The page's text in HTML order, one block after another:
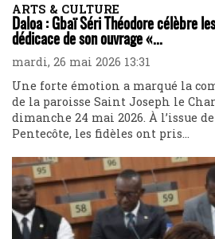
ARTS & CULTURE
Daloa : Gbaï Séri Théodore célèbre
dédicace de son ouvrage «...
mardi, 26 mai 2026 13:31
Une forte émotion a marqué la
de la paroisse Saint Joseph le
dimanche 24 mai 2026. À l’issue
Pentecôte, les fidèles ont pris...